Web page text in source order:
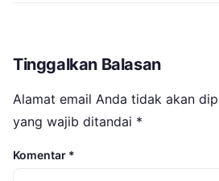
Tinggalkan Balasan
Alamat email Anda tidak akan
yang wajib ditandai *
Komentar *